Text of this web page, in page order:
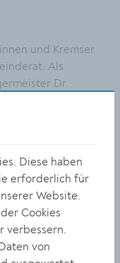
und Kremser
Als
Dr.
als Bürgermeister
an. So soll
ausgearbeitet
oder der Bau
Der frühe
Diese haben
erforderlich für
Website.
Cookies
verbessern.
von